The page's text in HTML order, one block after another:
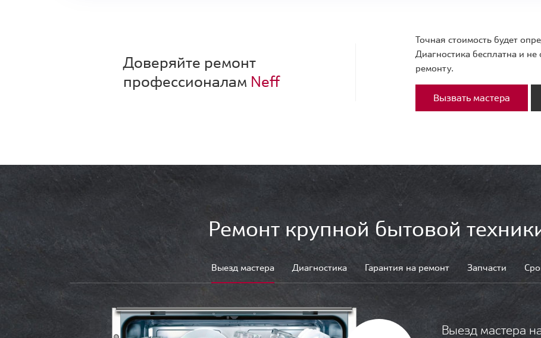
Доверяйте ремонт
профессионалам Neff
Точная стоимость будет
Диагностика бесплатна и
ремонту.
Вызвать мастера
Ремонт крупной бытовой
Выезд мастера Диагностика Гарантия на ремонт Запчасти
Выезд мастера